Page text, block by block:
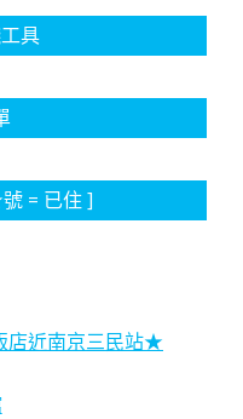
具
= 已住 ]
店近南京三民站★